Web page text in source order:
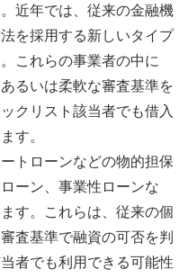
近年では、従来の金融機
を採用する新しいタイプ
これらの事業者の中に
るいは柔軟な審査基準を
クリスト該当者でも借入
す。
トローンなどの物的担保
ーン、事業性ローンな
す。これらは、従来の個
査基準で融資の可否を判
者でも利用できる可能性